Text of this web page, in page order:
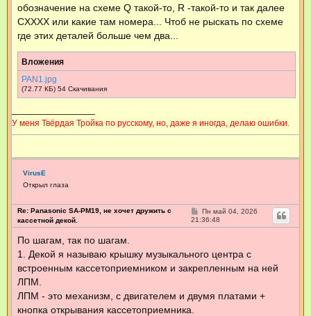
обозначение на схеме Q такой-то, R -такой-то и так далее
CХХХХ или какие там номера... Чтоб не рыскать по схеме
где этих деталей больше чем два...
Вложения
PAN1.jpg
(72.77 КБ) 54 Скачивания
У меня Твёрдая Тройка по русскому, но, даже я иногда, делаю ошибки.
VirusE
Открыл глаза
Re: Panasonic SA-PM19, не хочет дружить с
кассетной декой.
С
о
о
е
и
Пн май 04, 2026
21:36:48
По шагам, так по шагам.
1. Декой я называю крышку музыкального центра с
встроенным кассетоприемником и закрепленным на ней
ЛПМ.
ЛПМ - это механизм, с двигателем и двумя платами +
кнопка открывания кассетоприемника.